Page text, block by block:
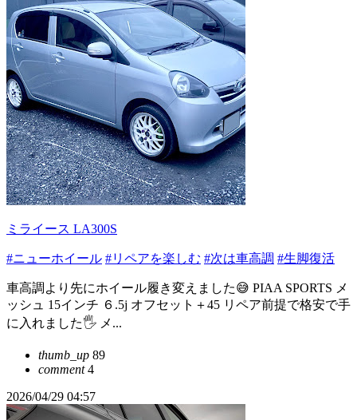
ミライース LA300S
#ニューホイール #リペアを楽しむ #次は車高調 #生脚復活
車高調より先にホイール履き変えました😅 PIAA SPORTS メ
ッシュ 15インチ ６.5j オフセット＋45 リペア前提で格安で手
に入れました🖐️ メ...
thumb_up 89
comment4
2026/04/29 04:57